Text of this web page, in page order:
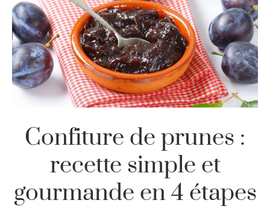
Confiture de prunes :
recette simple et
gourmande en 4 étapes